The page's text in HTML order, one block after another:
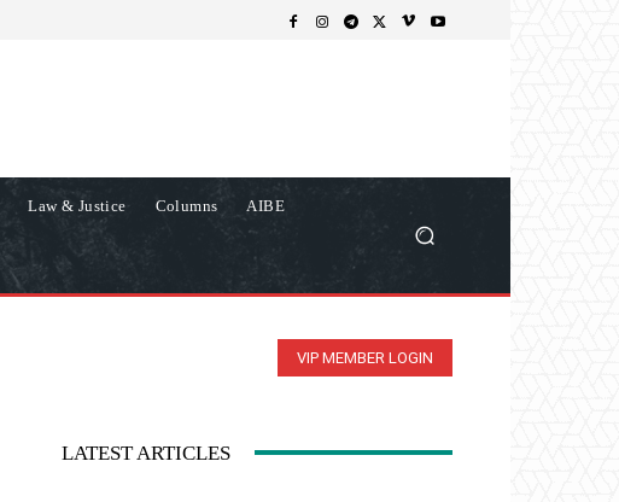
Law & Justice Columns AIBE
VIP MEMBER LOGIN
LATEST ARTICLES